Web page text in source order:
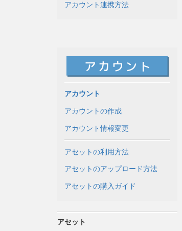
アカウント連携方法
アカウント
アカウントの作成
アカウント情報変更
アセットの利用方法
アセットのアップロード方法
アセットの購入ガイド
アセット